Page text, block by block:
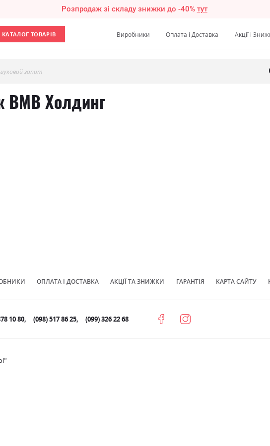
Розпродаж зі складу знижки до -40% тут
КАТАЛОГ ТОВАРІВ Виробники Оплата і Доставка Акції і
запит
ВМВ Холдинг
ОПЛАТА І ДОСТАВКА АКЦІЇ ТА ЗНИЖКИ ГАРАНТІЯ КАРТА САЙТУ
10 80 (098) 517 86 25 (099) 326 22 68